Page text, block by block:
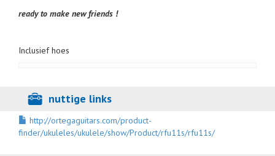
ready to make new friends !
Inclusief hoes
nuttige links
http://ortegaguitars.com/product-
finder/ukuleles/ukulele/show/Product/rfu11s/rfu11s/